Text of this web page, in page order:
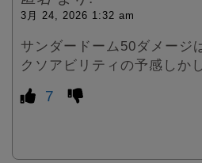
3月 24, 2026 1:32 am
サンダードーム50ダメージ
クソアビリティの予感しか
7